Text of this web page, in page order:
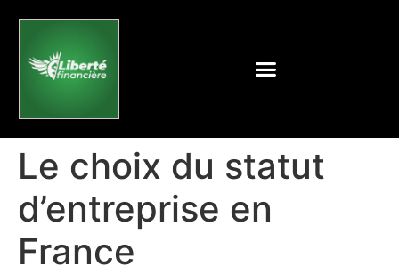
Le choix du statut
d’entreprise en
France